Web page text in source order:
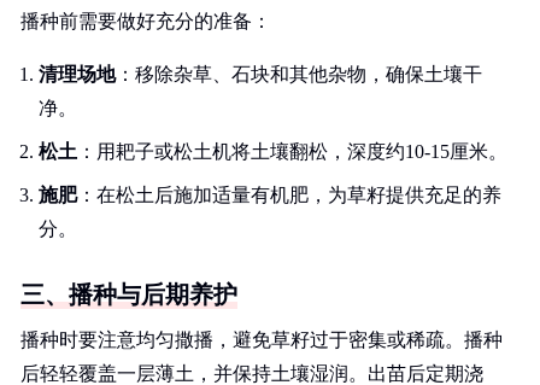
播种前需要做好充分的准备：
清理场地：移除杂草、石块和其他杂物，确保土壤干
净。
松土 ：用耙子或松土机将土壤翻松，深度约10-15厘米。
施肥：在松土后施加适量有机肥，为草籽提供充足的养
分。
三、播种与后期养护
播种时要注意均匀撒播，避免草籽过于密集或稀疏。播种
后轻轻覆盖一层薄土，并保持土壤湿润。出苗后定期浇